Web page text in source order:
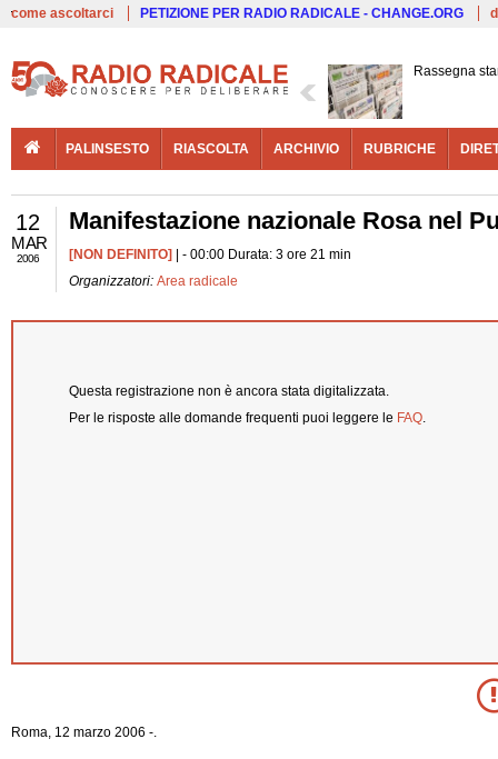
come ascoltarci PETIZIONE PER RADIO RADICALE - CHANGE.ORG
Rassegna
PALINSESTO RIASCOLTA ARCHIVIO RUBRICHE
12
MAR
2006
Manifestazione nazionale Rosa nel
[NON DEFINITO]
| - 00:00 Durata: 3 ore 21 min
Organizzatori: Area radicale
Questa registrazione non è ancora stata digitalizzata.
Per le risposte alle domande frequenti puoi leggere le FAQ.
Roma, 12 marzo 2006 -.